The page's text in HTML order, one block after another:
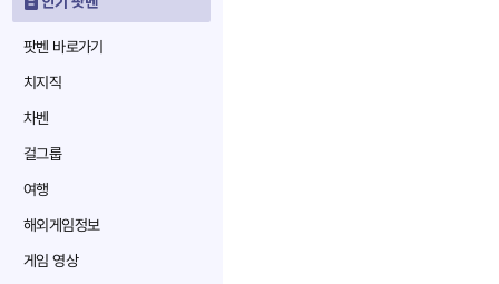
팟벤 바로가기
치지직
차벤
걸그룹
여행
해외게임정보
게임 영상